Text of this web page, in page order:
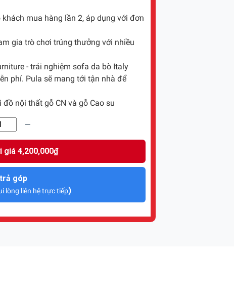
mua hàng lần 2, áp dụng với đơn
gia trò chơi trúng thưởng với nhiều
- trải nghiệm sofa da bò Italy
phí. Pula sẽ mang tới tận nhà để
nội thất gỗ CN và gỗ Cao su
giá 4,200,000₫
góp
lòng liên hệ trực tiếp)